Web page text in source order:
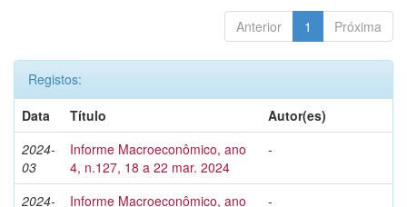
Anterior 1 Próxima
Registos:
Data
Título
Autor(es)
2024-
03
Informe Macroeconômico, ano
4, n.127, 18 a 22 mar. 2024
-
2024- Informe Macroeconômico, ano -